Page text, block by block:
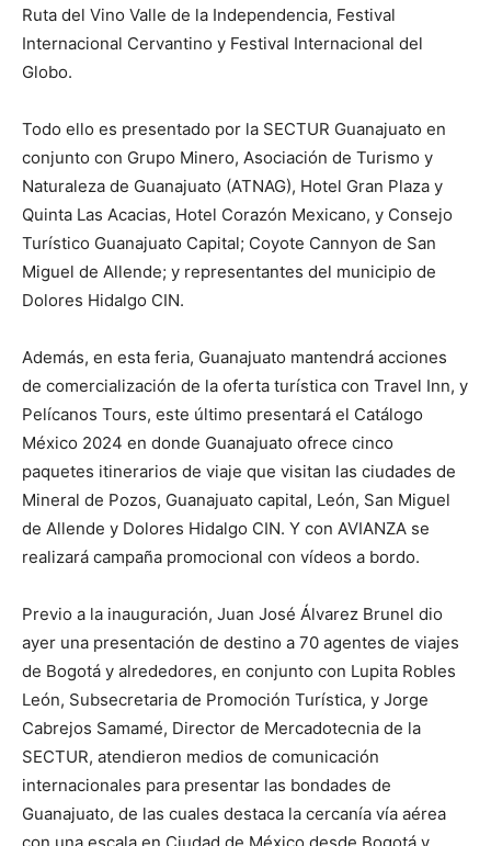
Ruta del Vino Valle de la Independencia, Festival
Internacional Cervantino y Festival Internacional del
Globo.
Todo ello es presentado por la SECTUR Guanajuato en
conjunto con Grupo Minero, Asociación de Turismo y
Naturaleza de Guanajuato (ATNAG), Hotel Gran Plaza y
Quinta Las Acacias, Hotel Corazón Mexicano, y Consejo
Turístico Guanajuato Capital; Coyote Cannyon de San
Miguel de Allende; y representantes del municipio de
Dolores Hidalgo CIN.
Además, en esta feria, Guanajuato mantendrá acciones
de comercialización de la oferta turística con Travel Inn, y
Pelícanos Tours, este último presentará el Catálogo
México 2024 en donde Guanajuato ofrece cinco
paquetes itinerarios de viaje que visitan las ciudades de
Mineral de Pozos, Guanajuato capital, León, San Miguel
de Allende y Dolores Hidalgo CIN. Y con AVIANZA se
realizará campaña promocional con vídeos a bordo.
Previo a la inauguración, Juan José Álvarez Brunel dio
ayer una presentación de destino a 70 agentes de viajes
de Bogotá y alrededores, en conjunto con Lupita Robles
León, Subsecretaria de Promoción Turística, y Jorge
Cabrejos Samamé, Director de Mercadotecnia de la
SECTUR, atendieron medios de comunicación
internacionales para presentar las bondades de
Guanajuato, de las cuales destaca la cercanía vía aérea